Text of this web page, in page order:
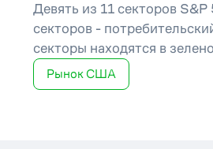
Девять из 11 секторов
секторов -
секторы находятся в
Рынок США